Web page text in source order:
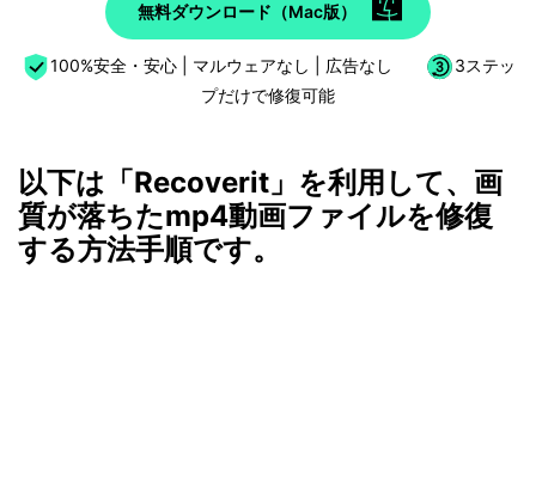
無料ダウンロード（Mac版）
100%安全・安心 | マルウェアなし | 広告なし
3ステッ
プだけで修復可能
以下は「Recoverit」を利用して、画
質が落ちたmp4動画ファイルを修復
する方法手順です。